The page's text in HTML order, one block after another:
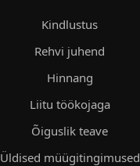
Kindlustus
Rehvi juhend
Hinnang
Liitu töökojaga
Õiguslik teave
Üldised müügitingimused